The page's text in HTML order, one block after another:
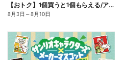
【おトク】1個買うと1個もらえる/アイス
8月3日 ～8月10日